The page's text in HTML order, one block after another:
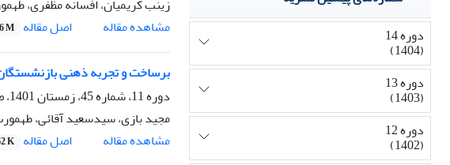
زینب کریمیان، افسانه مظفری،
مشاهده مقاله
اصل مقاله M
برساخت و تجربه ذهنی
دوره 11، شماره 45، زمستان 1401، صفحه
مجید بازی، سیدسعید آقائی،
مشاهده مقاله
اصل مقاله K
دوره 14
(1404)
دوره 13
(1403)
دوره 12
(1402)